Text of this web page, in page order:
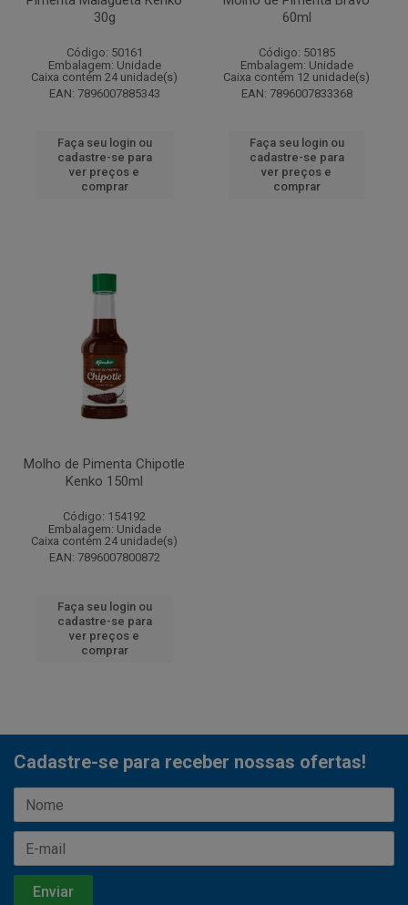
30g
Código: 50161
Embalagem: Unidade
Caixa contém 24 unidade(s)
EAN: 7896007885343
Faça seu login ou
cadastre-se para
ver preços e
comprar
60ml
Código: 50185
Embalagem: Unidade
Caixa contém 12 unidade(s)
EAN: 7896007833368
Faça seu login ou
cadastre-se para
ver preços e
comprar
Molho de Pimenta Chipotle
Kenko 150ml
Código: 154192
Embalagem: Unidade
Caixa contém 24 unidade(s)
EAN: 7896007800872
Faça seu login ou
cadastre-se para
ver preços e
comprar
Cadastre-se para receber nossas ofertas!